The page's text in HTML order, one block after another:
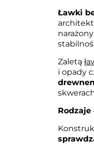
Ławki
Zaletą
i opady